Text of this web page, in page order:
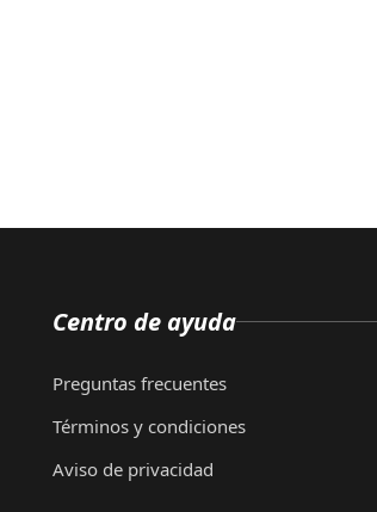
Centro de ayuda
Preguntas frecuentes
Términos y condiciones
Aviso de privacidad